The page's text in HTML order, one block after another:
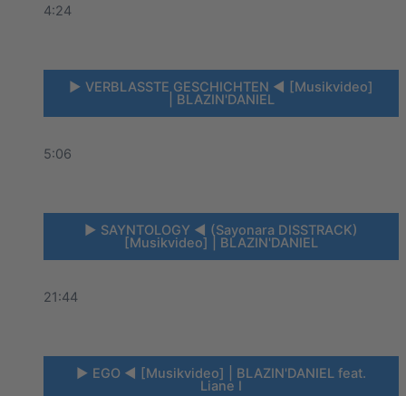
4:24
► VERBLASSTE GESCHICHTEN ◄ [Musikvideo]
| BLAZIN'DANIEL
5:06
► SAYNTOLOGY ◄ (Sayonara DISSTRACK)
[Musikvideo] | BLAZIN'DANIEL
21:44
► EGO ◄ [Musikvideo] | BLAZIN'DANIEL feat.
Liane I